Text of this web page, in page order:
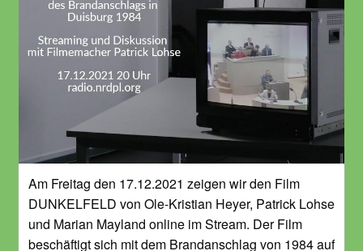
Am Freitag den 17.12.2021 zeigen wir den Film
DUNKELFELD von Ole-Kristian Heyer, Patrick Lohse
und Marian Mayland online im Stream. Der Film
beschäftigt sich mit dem Brandanschlag von 1984 auf